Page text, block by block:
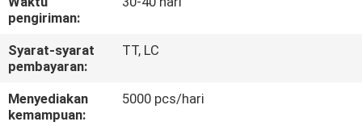
HUBUNGI
KAMI
BERITA
pengiriman:
Syarat-syarat
pembayaran:
TT, LC
Menyediakan
kemampuan:
5000 pcs/hari